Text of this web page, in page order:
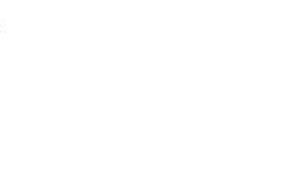
vi sono le statue di Ferenc Erkel,
nazionale, e del compositore
entrambe di Alajos Stróbl.